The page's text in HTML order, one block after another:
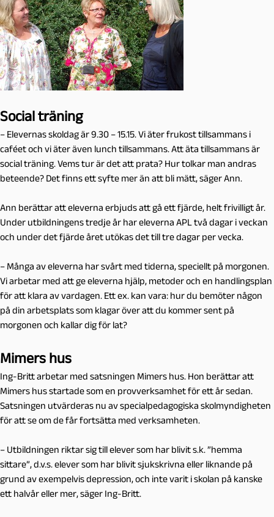
Social träning
– Elevernas skoldag är 9.30 – 15.15. Vi äter frukost tillsammans i
caféet och vi äter även lunch tillsammans. Att äta tillsammans är
social träning. Vems tur är det att prata? Hur tolkar man andras
beteende? Det finns ett syfte mer än att bli mätt, säger Ann.
Ann berättar att eleverna erbjuds att gå ett fjärde, helt frivilligt år.
Under utbildningens tredje år har eleverna APL två dagar i veckan
och under det fjärde året utökas det till tre dagar per vecka.
– Många av eleverna har svårt med tiderna, speciellt på morgonen.
Vi arbetar med att ge eleverna hjälp, metoder och en handlingsplan
för att klara av vardagen. Ett ex. kan vara: hur du bemöter någon
på din arbetsplats som klagar över att du kommer sent på
morgonen och kallar dig för lat?
Mimers hus
Ing-Britt arbetar med satsningen Mimers hus. Hon berättar att
Mimers hus startade som en provverksamhet för ett år sedan.
Satsningen utvärderas nu av specialpedagogiska skolmyndigheten
för att se om de får fortsätta med verksamheten.
– Utbildningen riktar sig till elever som har blivit s.k. ”hemma
sittare”, d.v.s. elever som har blivit sjukskrivna eller liknande på
grund av exempelvis depression, och inte varit i skolan på kanske
ett halvår eller mer, säger Ing-Britt.